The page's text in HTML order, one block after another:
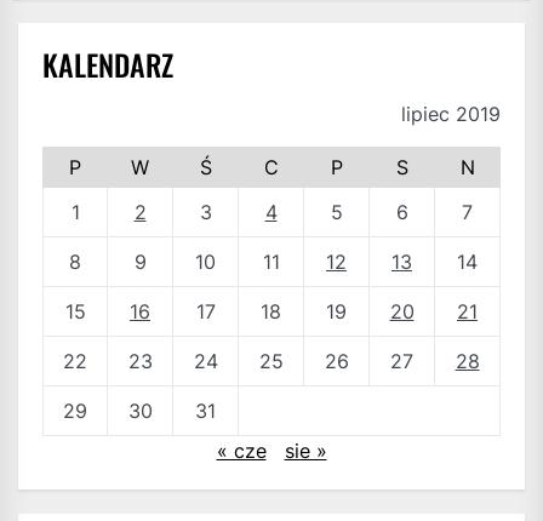
KALENDARZ
lipiec 2019
P W Ś C P S
N
1
2 3 4 5 6 7
8 9 10 11 12 13 14
15 16 17 18 19 20 21
22 23 24 25 26 27 28
29 30
31
« cze
sie »